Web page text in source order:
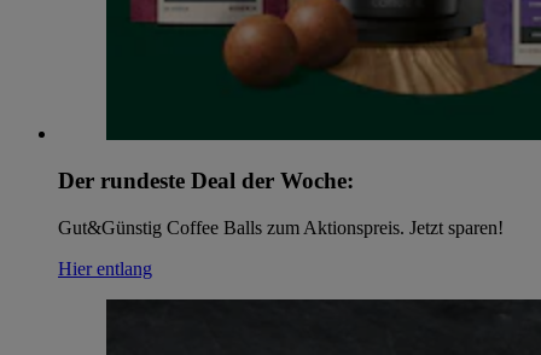
Der rundeste Deal der Woche:
Gut&Günstig Coffee Balls zum Aktionspreis. Jetzt sparen!
Hier entlang